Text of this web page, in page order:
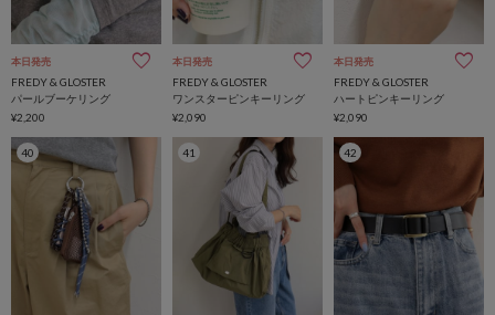
本日発売
FREDY & GLOSTER
パールブーケリング
¥2,200
本日発売
FREDY & GLOSTER
ワンスターピンキーリング
¥2,090
本日発売
FREDY & GLOSTER
ハートピンキーリング
¥2,090
40 41 42